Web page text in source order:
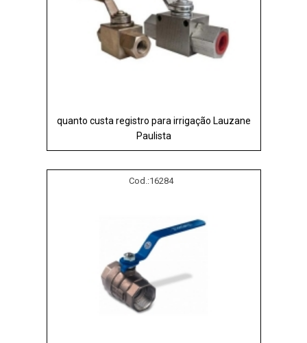
quanto custa registro para irrigação Lauzane
Paulista
Cod.:16284